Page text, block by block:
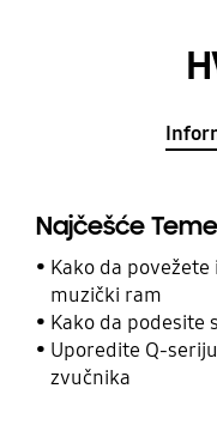
Najčešće Teme
Kako da
muzički ram
Kako da podesite
Uporedite Q-
zvučnika